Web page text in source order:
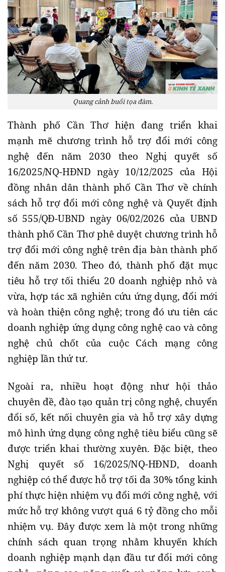
Quang cảnh buổi tọa đàm.
Thành phố Cần Thơ hiện đang triển khai
mạnh mẽ chương trình hỗ trợ đổi mới công
nghệ đến năm 2030 theo Nghị quyết số
16/2025/NQ-HĐND ngày 10/12/2025 của Hội
đồng nhân dân thành phố Cần Thơ về chính
sách hỗ trợ đổi mới công nghệ và Quyết định
số 555/QĐ-UBND ngày 06/02/2026 của UBND
thành phố Cần Thơ phê duyệt chương trình hỗ
trợ đổi mới công nghệ trên địa bàn thành phố
đến năm 2030. Theo đó, thành phố đặt mục
tiêu hỗ trợ tối thiểu 20 doanh nghiệp nhỏ và
vừa, hợp tác xã nghiên cứu ứng dụng, đổi mới
và hoàn thiện công nghệ; trong đó ưu tiên các
doanh nghiệp ứng dụng công nghệ cao và công
nghệ chủ chốt của cuộc Cách mạng công
nghiệp lần thứ tư.
Ngoài ra, nhiều hoạt động như hội thảo
chuyên đề, đào tạo quản trị công nghệ, chuyển
đổi số, kết nối chuyên gia và hỗ trợ xây dựng
mô hình ứng dụng công nghệ tiêu biểu cũng sẽ
được triển khai thường xuyên. Đặc biệt, theo
Nghị quyết số 16/2025/NQ-HĐND, doanh
nghiệp có thể được hỗ trợ tối đa 30% tổng kinh
phí thực hiện nhiệm vụ đổi mới công nghệ, với
mức hỗ trợ không vượt quá 6 tỷ đồng cho mỗi
nhiệm vụ. Đây được xem là một trong những
chính sách quan trọng nhằm khuyến khích
doanh nghiệp mạnh dạn đầu tư đổi mới công